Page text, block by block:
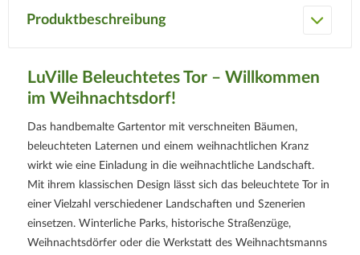
Produktbeschreibung
LuVille Beleuchtetes Tor – Willkommen
im Weihnachtsdorf!
Das handbemalte Gartentor mit verschneiten Bäumen,
beleuchteten Laternen und einem weihnachtlichen Kranz
wirkt wie eine Einladung in die weihnachtliche Landschaft.
Mit ihrem klassischen Design lässt sich das beleuchtete Tor in
einer Vielzahl verschiedener Landschaften und Szenerien
einsetzen. Winterliche Parks, historische Straßenzüge,
Weihnachtsdörfer oder die Werkstatt des Weihnachtsmanns